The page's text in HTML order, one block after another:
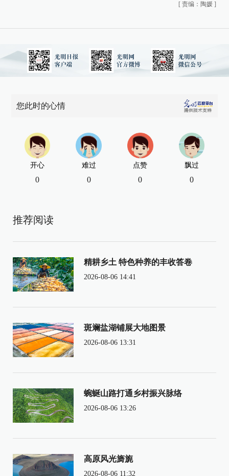
[ 责编：陶媛 ]
您此时的心情
开心
0
难过
0
点赞
0
飘过
0
推荐阅读
精耕乡土 特色种养的丰收答卷
2026-08-06 14:41
斑斓盐湖铺展大地图景
2026-08-06 13:31
蜿蜒山路打通乡村振兴脉络
2026-08-06 13:26
高原风光旖旎
2026-08-06 11:32